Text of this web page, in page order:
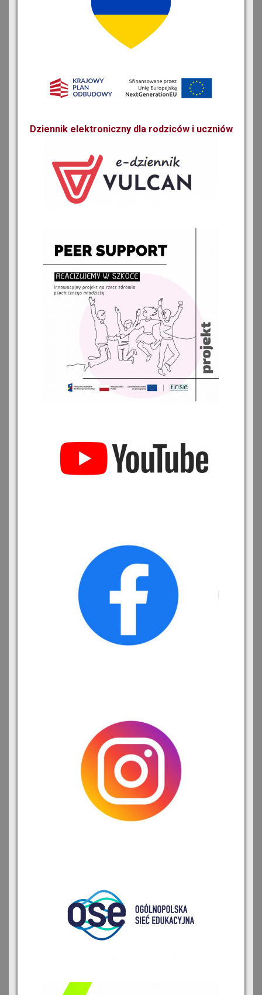
Dziennik elektroniczny dla rodziców i uczniów